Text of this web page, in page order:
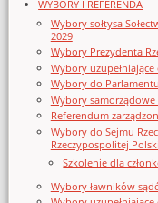
WYBORY I REFERENDA
Wybory sołtysa
2029
Wybory Prezydenta
Wybory
Wybory do
Wybory samorządowe
Referendum
Wybory do Sejmu
Rzeczypospolitej
Szkolenie dla
Wybory ławników